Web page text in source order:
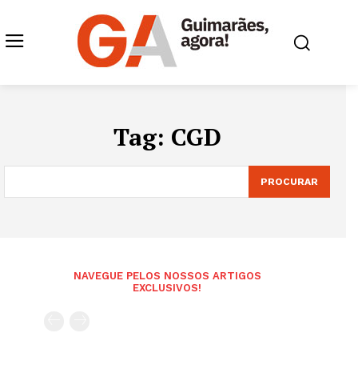
Tag: CGD
PROCURAR
NAVEGUE PELOS NOSSOS ARTIGOS
EXCLUSIVOS!